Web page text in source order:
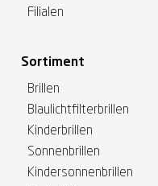
Filialen
Sortiment
Brillen
Blaulichtfilterbrillen
Kinderbrillen
Sonnenbrillen
Kindersonnenbrillen